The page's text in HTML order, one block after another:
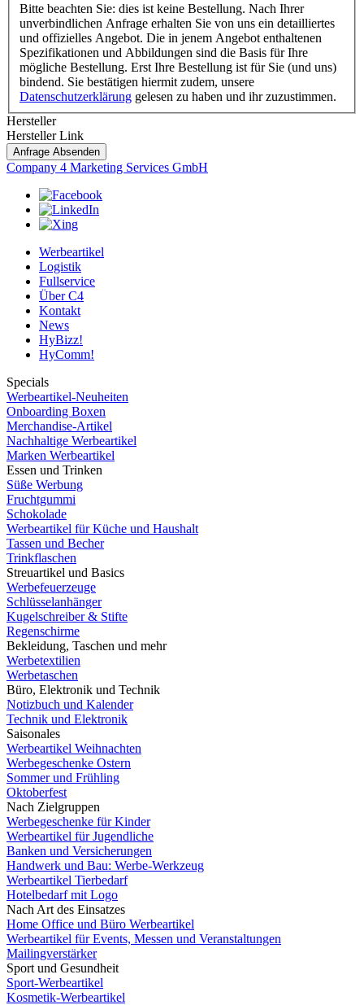
Bitte beachten Sie: dies ist keine Bestellung. Nach Ihrer
unverbindlichen Anfrage erhalten Sie von uns ein detailliertes
und offizielles Angebot. Die in jenem Angebot enthaltenen
Spezifikationen und Abbildungen sind die Basis für Ihre
mögliche Bestellung. Erst Ihre Bestellung ist für Sie (und uns)
bindend. Sie bestätigen hiermit zudem, unsere
Datenschutzerklärung gelesen zu haben und ihr zuzustimmen.
Hersteller
Hersteller Link
Anfrage Absenden
Company 4 Marketing Services GmbH
Werbeartikel
Logistik
Fullservice
Über C4
Kontakt
News
HyBizz!
HyComm!
Specials
Werbeartikel-Neuheiten
Onboarding Boxen
Merchandise-Artikel
Nachhaltige Werbeartikel
Marken Werbeartikel
Essen und Trinken
Süße Werbung
Fruchtgummi
Schokolade
Werbeartikel für Küche und Haushalt
Tassen und Becher
Trinkflaschen
Streuartikel und Basics
Werbefeuerzeuge
Schlüsselanhänger
Kugelschreiber & Stifte
Regenschirme
Bekleidung, Taschen und mehr
Werbetextilien
Werbetaschen
Büro, Elektronik und Technik
Notizbuch und Kalender
Technik und Elektronik
Saisonales
Werbeartikel Weihnachten
Werbegeschenke Ostern
Sommer und Frühling
Oktoberfest
Nach Zielgruppen
Werbegeschenke für Kinder
Werbeartikel für Jugendliche
Banken und Versicherungen
Handwerk und Bau: Werbe-Werkzeug
Werbeartikel Tierbedarf
Hotelbedarf mit Logo
Nach Art des Einsatzes
Home Office und Büro Werbeartikel
Werbeartikel für Events, Messen und Veranstaltungen
Mailingverstärker
Sport und Gesundheit
Sport-Werbeartikel
Kosmetik-Werbeartikel